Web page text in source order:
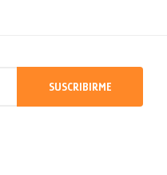
SUSCRIBIRME